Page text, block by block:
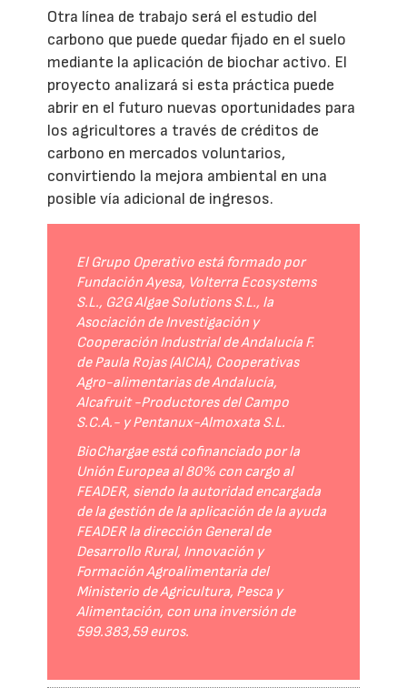
Otra línea de trabajo será el estudio del
carbono que puede quedar fijado en el suelo
mediante la aplicación de biochar activo. El
proyecto analizará si esta práctica puede
abrir en el futuro nuevas oportunidades para
los agricultores a través de créditos de
carbono en mercados voluntarios,
convirtiendo la mejora ambiental en una
posible vía adicional de ingresos.
El Grupo Operativo está formado por
Fundación Ayesa, Volterra Ecosystems
S.L., G2G Algae Solutions S.L., la
Asociación de Investigación y
Cooperación Industrial de Andalucía F.
de Paula Rojas (AICIA), Cooperativas
Agro-alimentarias de Andalucía,
Alcafruit -Productores del Campo
S.C.A.- y Pentanux-Almoxata S.L.
BioChargae está cofinanciado por la
Unión Europea al 80% con cargo al
FEADER, siendo la autoridad encargada
de la gestión de la aplicación de la ayuda
FEADER la dirección General de
Desarrollo Rural, Innovación y
Formación Agroalimentaria del
Ministerio de Agricultura, Pesca y
Alimentación, con una inversión de
599.383,59 euros.